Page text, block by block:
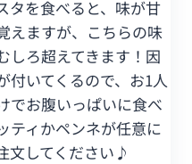
タを食べると、味が甘
えますが、こちらの味
しろ超えてきます！因
付いてくるので、お1人
でお腹いっぱいに食べ
ティかペンネが任意に
文してください♪